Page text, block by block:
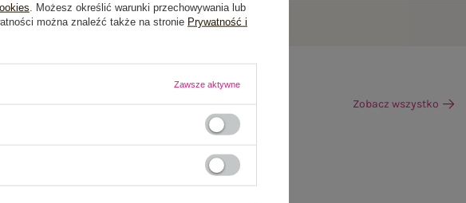
Zobacz wszystko
. Możesz określić warunki przechowywania lub
można znaleźć także na stronie Prywatność i
Zawsze aktywne